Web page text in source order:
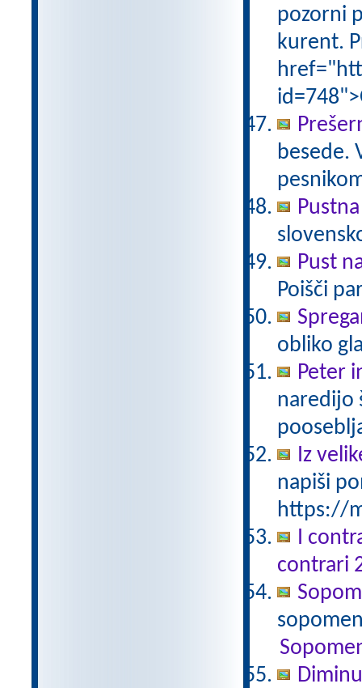
pozorni
kurent.
besede.
Pust
Poišči
obliko
Peter
naredijo
Iz
napiši
https://
I
contrari